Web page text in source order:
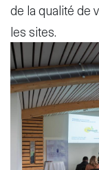
de la qualité de
les sites.
Image